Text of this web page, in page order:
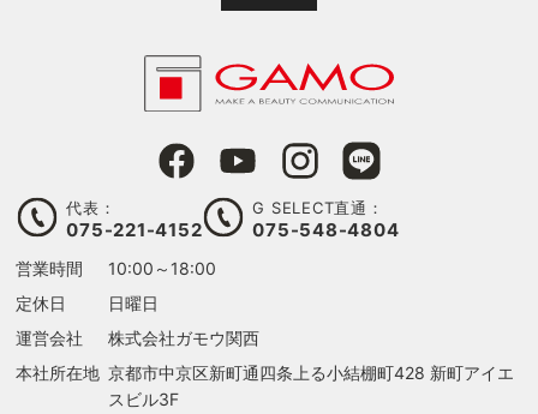
代表：
075-221-4152
G SELECT直通：
075-548-4804
営業時間
10:00～18:00
定休日
日曜日
運営会社
株式会社ガモウ関西
本社所在地 京都市中京区新町通四条上る小結棚町428 新町アイエ
スビル3F